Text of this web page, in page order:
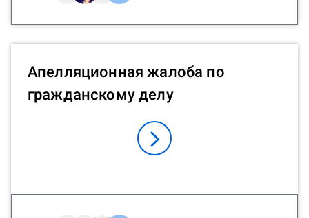
Апелляционная жалоба по
гражданскому делу